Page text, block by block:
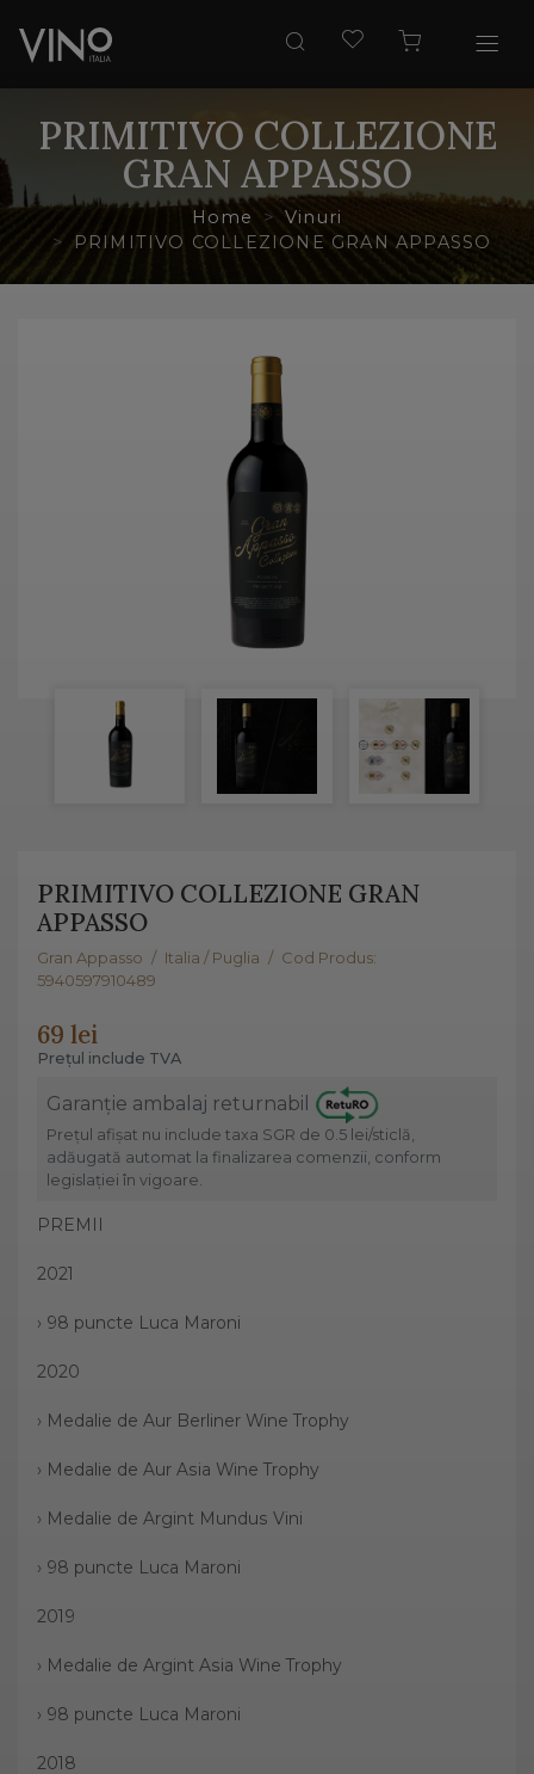
PRIMITIVO COLLEZIONE
GRAN APPASSO
Home
Vinuri
PRIMITIVO COLLEZIONE GRAN APPASSO
PRIMITIVO COLLEZIONE GRAN
APPASSO
Gran Appasso / Italia / Puglia / Cod Produs:
5940597910489
69 lei
Prețul include TVA
Garanție ambalaj returnabil
Prețul afișat nu include taxa SGR de 0.5 lei/sticlă,
adăugată automat la finalizarea comenzii, conform
legislației în vigoare.
PREMII
2021
› 98 puncte Luca Maroni
2020
› Medalie de Aur Berliner Wine Trophy
› Medalie de Aur Asia Wine Trophy
› Medalie de Argint Mundus Vini
› 98 puncte Luca Maroni
2019
› Medalie de Argint Asia Wine Trophy
› 98 puncte Luca Maroni
2018